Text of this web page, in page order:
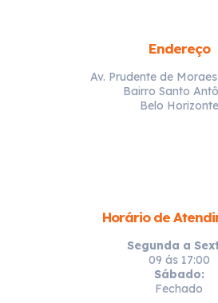
Endereço
Av. Prudente de
Bairro Santo
Belo Horizonte
Horário de
Segunda a
09 ás 17:00
Sábado:
Fechado